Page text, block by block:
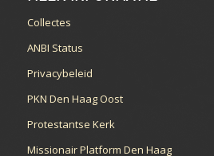
Collectes
ANBI Status
Privacybeleid
PKN Den Haag Oost
Protestantse Kerk
Missionair Platform Den Haag